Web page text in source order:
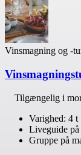
Vinsmagning og -
Tilgængelig i
Varighed: 4 t
Liveguide
Gruppe på